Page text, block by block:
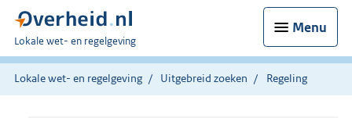
Menu
U
bent
hier:
Lokale wet- en regelgeving
Lokale wet- en regelgeving Uitgebreid zoeken Regeling